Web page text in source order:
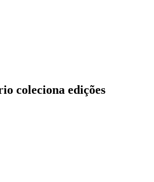
coleciona edições